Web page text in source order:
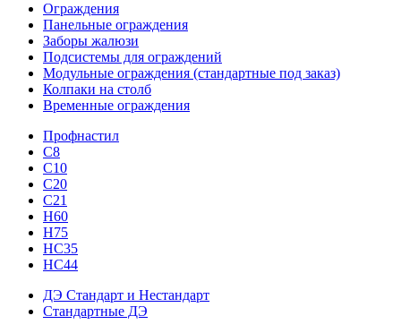
Ограждения
Панельные ограждения
Заборы жалюзи
Подсистемы для ограждений
Модульные ограждения (стандартные под заказ)
Колпаки на столб
Временные ограждения
Профнастил
С8
С10
С20
С21
H60
H75
HС35
НС44
ДЭ Стандарт и Нестандарт
Стандартные ДЭ